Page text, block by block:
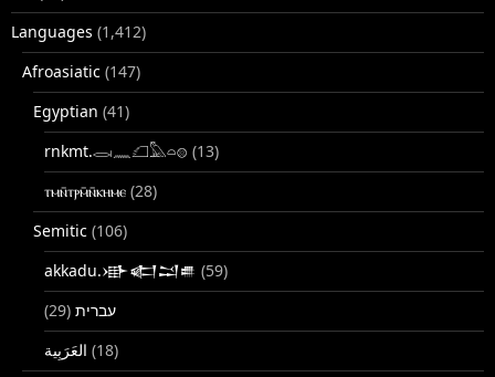
Languages (1,412)
Afroasiatic (147)
Egyptian (41)
rnkmt.𓂋𓏺𓈖𓆎𓅓𓏏𓊖 (13)
ⲧⲙⲛ̄ⲧⲣⲙ̄ⲛ̄ⲕⲏⲙⲉ (28)
Semitic (106)
akkadu.𒀝𒅗𒁺𒌑 (59)
עברית (29)
(18)